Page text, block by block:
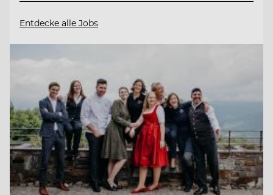
Entdecke alle Jobs